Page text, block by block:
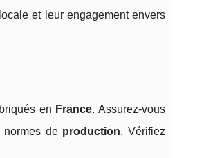
locale et leur engagement envers
en France. Assurez-vous
normes de production. Vérifiez